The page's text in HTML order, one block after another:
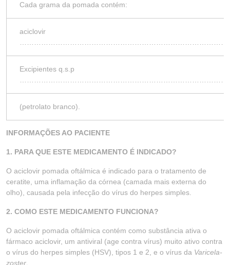
Cada grama da pomada contém:
aciclovir
Excipientes q.s.p
(petrolato branco).
INFORMAÇÕES AO PACIENTE
1. PARA QUE ESTE MEDICAMENTO É INDICADO?
O aciclovir pomada oftálmica é indicado para o tratamento de
ceratite, uma inflamação da córnea (camada mais externa do
olho), causada pela infecção do vírus do herpes simples.
2. COMO ESTE MEDICAMENTO FUNCIONA?
O aciclovir pomada oftálmica contém como substância ativa o
fármaco aciclovir, um antiviral (age contra vírus) muito ativo contra
o vírus do herpes simples (HSV), tipos 1 e 2, e o vírus da Varicela-
zoster